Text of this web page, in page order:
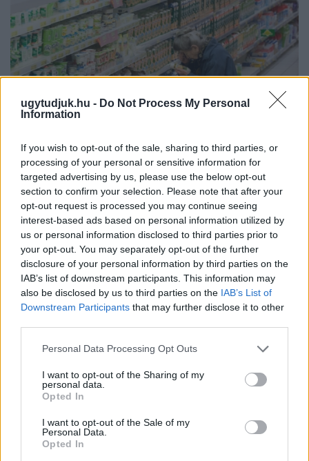
ugytudjuk.hu - Do Not Process My Personal
Information
If you wish to opt-out of the sale, sharing to third parties, or
processing of your personal or sensitive information for
targeted advertising by us, please use the below opt-out
section to confirm your selection. Please note that after your
opt-out request is processed you may continue seeing
interest-based ads based on personal information utilized by
us or personal information disclosed to third parties prior to
your opt-out. You may separately opt-out of the further
disclosure of your personal information by third parties on the
IAB’s list of downstream participants. This information may
also be disclosed by us to third parties on the IAB’s List of
Downstream Participants that may further disclose it to other
Please note that this website/app uses one or more Google
not limited to your visit or usage behaviour. You may click to
grant or deny consent to Google and its third-party tags to
use your data for below specified purposes in below Google
consent section.
Personal Data Processing Opt Outs
I want to opt-out of the Sharing of my
personal data.
Opted In
I want to opt-out of the Sale of my
Personal Data.
Opted In
ÖRÖMHÍR: TÍZ ÉVE NEM VOLT ILYEN ALACSONY AZ
INFLÁCIÓ MAGYARORSZÁGON
Júliusban mindössze 1,2 százalékkal emelkedtek éves
összevetésben a fogyasztói árak, miközben az élelmiszerek ára
már csökkent.
Szólj hozzá!